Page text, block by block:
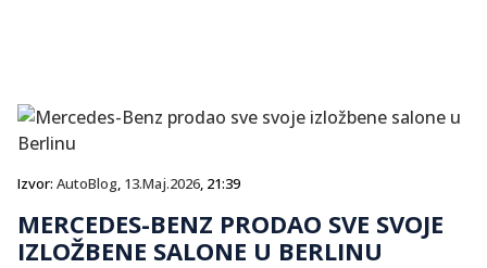
Izvor: AutoBlog, 13.Maj.2026, 21:39
MERCEDES-BENZ PRODAO SVE SVOJE
IZLOŽBENE SALONE U BERLINU